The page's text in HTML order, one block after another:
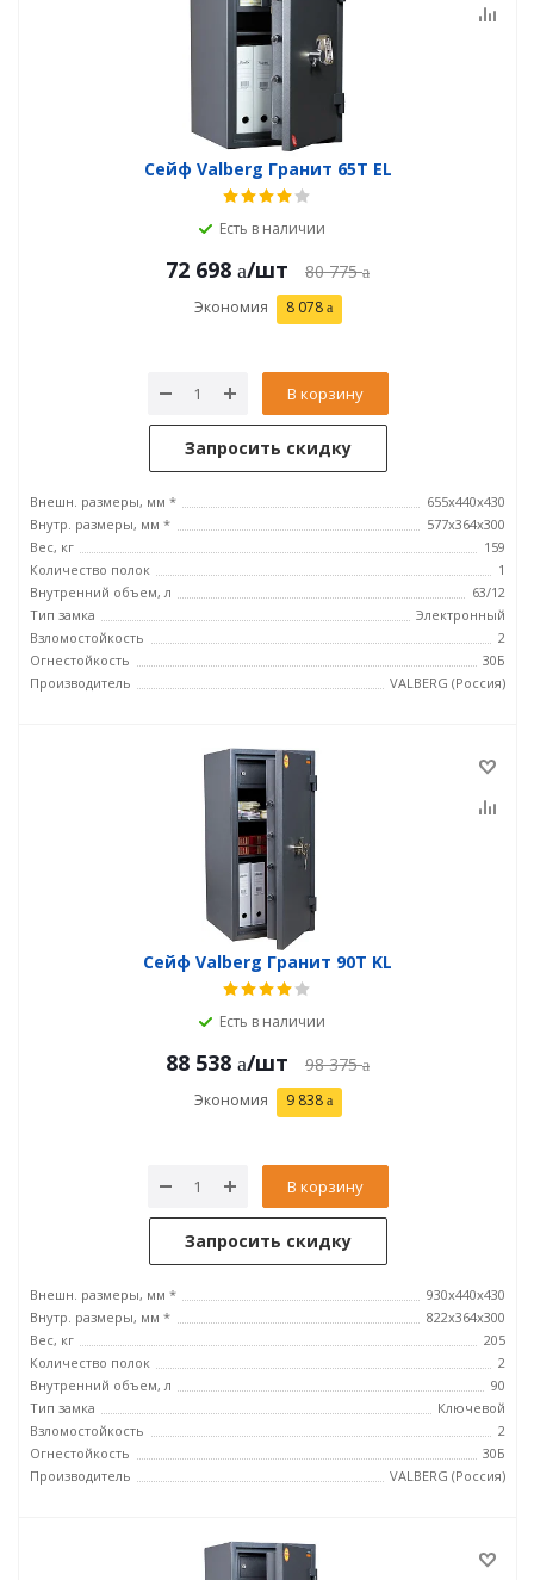
Сейф Valberg Гранит 65Т EL
Есть в наличии
72 698 /шт 80 775
Экономия 8 078
В корзину
Запросить скидку
Внешн. размеры, мм *
655x440x430
Внутр. размеры, мм *
577x364x300
Вес, кг
159
Количество полок
1
Внутренний объем, л
63/12
Тип замка
Электронный
Взломостойкость
2
Огнестойкость
30Б
Производитель
VALBERG (Россия)
Сейф Valberg Гранит 90T KL
Есть в наличии
88 538 /шт 98 375
Экономия 9 838
В корзину
Запросить скидку
Внешн. размеры, мм *
930x440x430
Внутр. размеры, мм *
822x364x300
Вес, кг
205
Количество полок
2
Внутренний объем, л
90
Тип замка
Ключевой
Взломостойкость
2
Огнестойкость
30Б
Производитель
VALBERG (Россия)